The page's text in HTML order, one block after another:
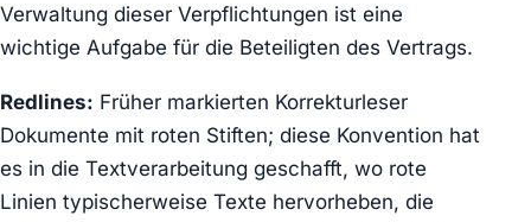
Verwaltung dieser Verpflichtungen ist eine
wichtige Aufgabe für die Beteiligten des Vertrags.
Redlines: Früher markierten Korrekturleser
Dokumente mit roten Stiften; diese Konvention hat
es in die Textverarbeitung geschafft, wo rote
Linien typischerweise Texte hervorheben, die